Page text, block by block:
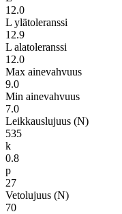
12.0
L ylätoleranssi
12.9
L alatoleranssi
12.0
Max ainevahvuus
9.0
Min ainevahvuus
7.0
Leikkauslujuus (N)
535
k
0.8
p
27
Vetolujuus (N)
70